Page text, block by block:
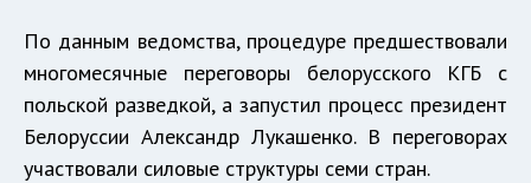
По данным ведомства, процедуре предшествовали
многомесячные переговоры белорусского КГБ с
польской разведкой, а запустил процесс президент
Белоруссии Александр Лукашенко. В переговорах
участвовали силовые структуры семи стран.